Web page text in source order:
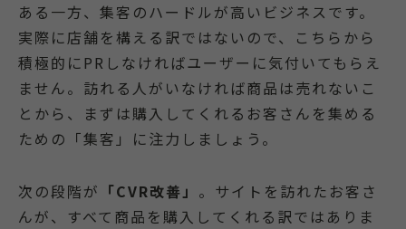
ある一方、集客のハードルが高いビジネスです。
実際に店舗を構える訳ではないので、こちらから
積極的にPRしなければユーザーに気付いてもらえ
ません。訪れる人がいなければ商品は売れないこ
とから、まずは購入してくれるお客さんを集める
ための「集客」に注力しましょう。
次の段階が 「CVR改善」 。サイトを訪れたお客さ
んが、すべて商品を購入してくれる訳ではありま